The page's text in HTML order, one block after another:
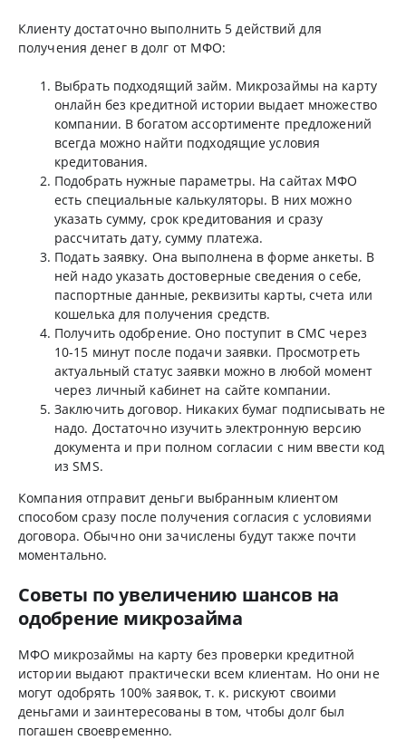
Клиенту достаточно выполнить 5 действий для
получения денег в долг от МФО:
Выбрать подходящий займ. Микрозаймы на карту
онлайн без кредитной истории выдает множество
компании. В богатом ассортименте предложений
всегда можно найти подходящие условия
кредитования.
Подобрать нужные параметры. На сайтах МФО
есть специальные калькуляторы. В них можно
указать сумму, срок кредитования и сразу
рассчитать дату, сумму платежа.
Подать заявку. Она выполнена в форме анкеты. В
ней надо указать достоверные сведения о себе,
паспортные данные, реквизиты карты, счета или
кошелька для получения средств.
Получить одобрение. Оно поступит в СМС через
10-15 минут после подачи заявки. Просмотреть
актуальный статус заявки можно в любой момент
через личный кабинет на сайте компании.
Заключить договор. Никаких бумаг подписывать не
надо. Достаточно изучить электронную версию
документа и при полном согласии с ним ввести код
из SMS.
Компания отправит деньги выбранным клиентом
способом сразу после получения согласия с условиями
договора. Обычно они зачислены будут также почти
моментально.
Советы по увеличению шансов на
одобрение микрозайма
МФО микрозаймы на карту без проверки кредитной
истории выдают практически всем клиентам. Но они не
могут одобрять 100% заявок, т. к. рискуют своими
деньгами и заинтересованы в том, чтобы долг был
погашен своевременно.